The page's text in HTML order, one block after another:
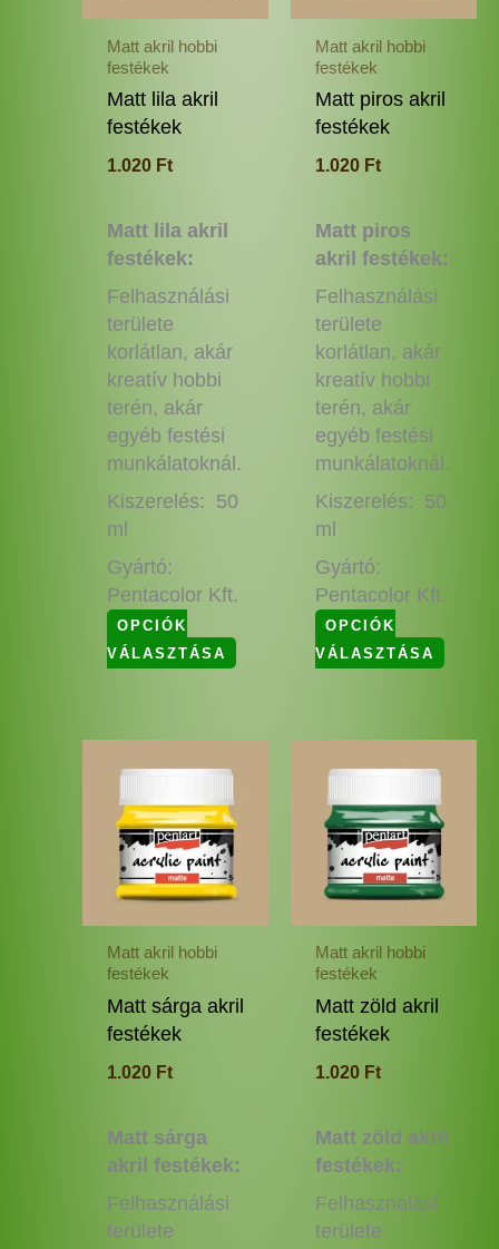
Matt akril hobbi
festékek
Matt lila akril
festékek
1.020 Ft
Matt lila akril
festékek:
Felhasználási
területe
korlátlan, akár
kreatív hobbi
terén, akár
egyéb festési
munkálatoknál.
Kiszerelés: 50
ml
Gyártó:
Pentacolor Kft.
OPCIÓK
VÁLASZTÁSA
változatok
termékoldalon
választhatók
Matt akril hobbi
festékek
Matt piros akril
festékek
1.020 Ft
Matt piros
akril festékek:
Felhasználási
területe
korlátlan, akár
kreatív hobbi
terén, akár
egyéb festési
munkálatoknál.
Kiszerelés: 50
ml
Gyártó:
Pentacolor Kft.
OPCIÓK
VÁLASZTÁSA
Matt akril hobbi
festékek
Matt sárga akril
festékek
1.020 Ft
Matt sárga
akril festékek:
Felhasználási
területe
terméknek
több
van.
változatok
termékoldalon
választhatók
Matt akril hobbi
festékek
Matt zöld akril
festékek
1.020 Ft
Matt zöld akril
festékek:
Felhasználási
területe
van.